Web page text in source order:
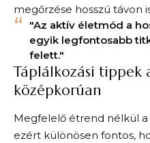
megőrzése hosszú távon
"Az aktív életmód a
egyik legfontosabb
felett."
Táplálkozási tippek
középkorúan
Megfelelő étrend nélkül
ezért különösen fontos,